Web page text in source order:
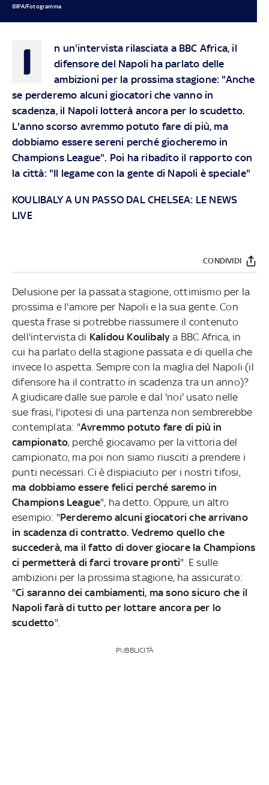
©IPA/Fotogramma
I
n un'intervista rilasciata a BBC Africa, il
difensore del Napoli ha parlato delle
ambizioni per la prossima stagione: "Anche
se perderemo alcuni giocatori che vanno in
scadenza, il Napoli lotterà ancora per lo scudetto.
L'anno scorso avremmo potuto fare di più, ma
dobbiamo essere sereni perché giocheremo in
Champions League". Poi ha ribadito il rapporto con
la città: "Il legame con la gente di Napoli è speciale"
KOULIBALY A UN PASSO DAL CHELSEA: LE NEWS
LIVE
CONDIVIDI
Delusione per la passata stagione, ottimismo per la
prossima e l'amore per Napoli e la sua gente. Con
questa frase si potrebbe riassumere il contenuto
dell'intervista di Kalidou Koulibaly a BBC Africa, in
cui ha parlato della stagione passata e di quella che
invece lo aspetta. Sempre con la maglia del Napoli (il
difensore ha il contratto in scadenza tra un anno)?
A giudicare dalle sue parole e dal 'noi' usato nelle
sue frasi, l'ipotesi di una partenza non sembrerebbe
contemplata: "Avremmo potuto fare di più in
campionato, perché giocavamo per la vittoria del
campionato, ma poi non siamo riusciti a prendere i
punti necessari. Ci è dispiaciuto per i nostri tifosi,
ma dobbiamo essere felici perché saremo in
Champions League", ha detto. Oppure, un altro
esempio: "Perderemo alcuni giocatori che arrivano
in scadenza di contratto. Vedremo quello che
succederà, ma il fatto di dover giocare la Champions
ci permetterà di farci trovare pronti". E sulle
ambizioni per la prossima stagione, ha assicurato:
"Ci saranno dei cambiamenti, ma sono sicuro che il
Napoli farà di tutto per lottare ancora per lo
scudetto".
PUBBLICITÀ